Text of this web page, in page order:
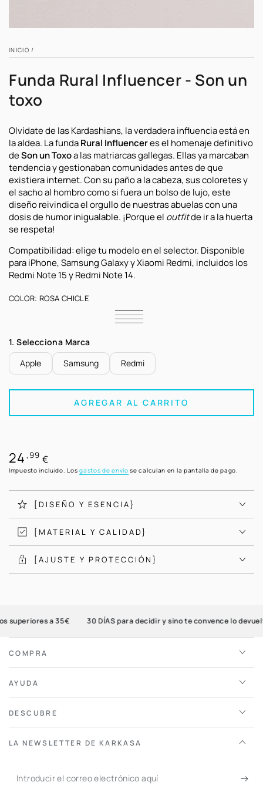
INICIO /
Funda Rural Influencer - Son un
toxo
Olvídate de las Kardashians, la verdadera influencia está en
la aldea. La fundaRural Influenceres el homenaje definitivo
deSon un Toxoa las matriarcas gallegas. Ellas ya marcaban
tendencia y gestionaban comunidades antes de que
existiera internet. Con su paño a la cabeza, sus coloretes y
el sacho al hombro como si fuera un bolso de lujo, este
diseño reivindica el orgullo de nuestras abuelas con una
dosis de humor inigualable. ¡Porque el outfitde ir a la huerta
se respeta!
Compatibilidad: elige tu modelo en el selector. Disponible
para iPhone, Samsung Galaxy y Xiaomi Redmi, incluidos los
Redmi Note 15 y Redmi Note 14.
COLOR: ROSA CHICLE
Rosa
Chicle
Variante
agotada
Verde
Menta
Variante
agotada
disponible
Lila
Variante
disponible
Rosa
Variante
no
disponible
1. Selecciona Marca
Apple
Samsung Redmi
AGREGAR AL CARRITO
Precio
regular
24 ,99 €
Impuesto incluido. Losgastos de envío se calculan en la pantalla de pago.
[DISEÑO Y ESENCIA}
[MATERIAL Y CALIDAD}
[AJUSTE Y PROTECCIÓN}
superiores a 35€ 30 DÍAS para decidir y sino te convence lo
COMPRA
AYUDA
DESCUBRE
LA NEWSLETTER DE KARKASA
Introducir